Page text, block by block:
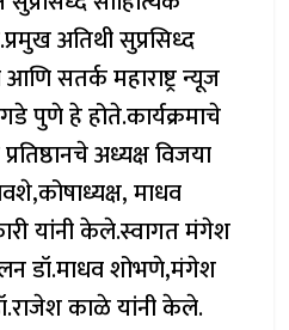
अतिथी सुप्रसिध्द
आणि सतर्क महाराष्ट्र न्यूज
पुणे हे होते.कार्यक्रमाचे
अध्यक्ष विजया
माधव
यांनी केले.स्वागत मंगेश
डॉ.माधव शोभणे,मंगेश
काळे यांनी केले.